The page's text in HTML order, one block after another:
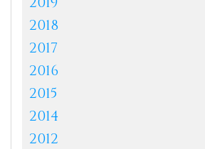
2018
2017
2016
2015
2014
2012